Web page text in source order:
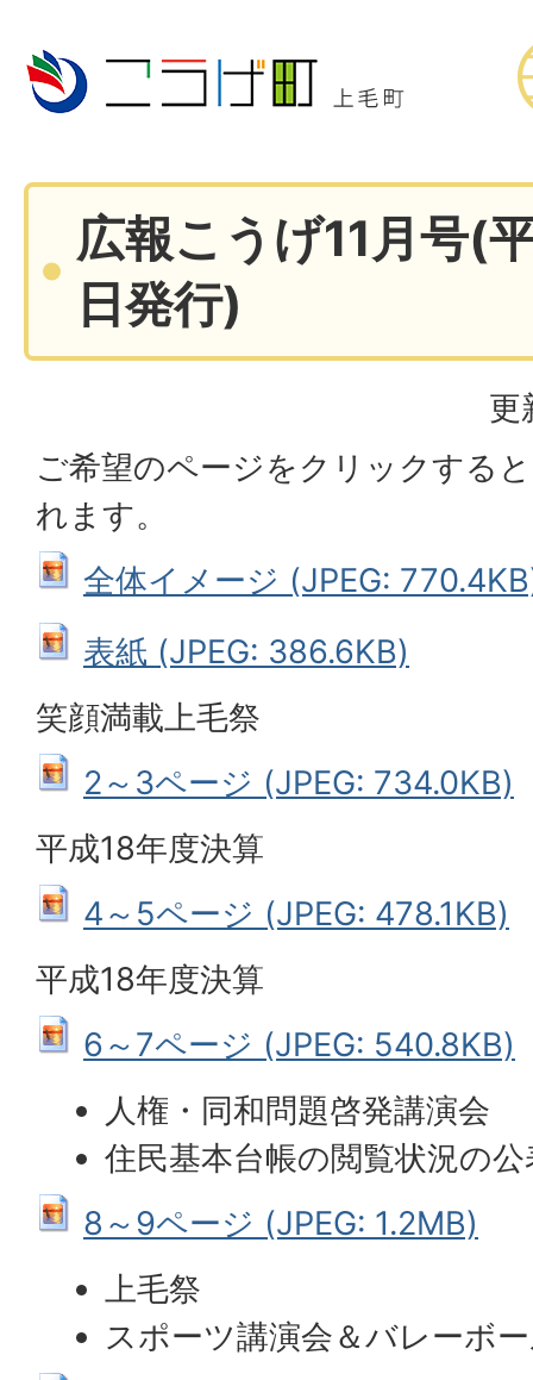
広報こうげ11月号(
日発行)
更
ご希望のページをクリックする
れます。
全体イメージ (JPEG:
表紙 (JPEG: 386.6KB)
笑顔満載上毛祭
2～3ページ (JPEG: 734.0KB)
平成18年度決算
4～5ページ (JPEG: 478.1KB)
平成18年度決算
6～7ページ (JPEG: 540.8KB)
人権・同和問題啓発講演会
住民基本台帳の閲覧状況の公
8～9ページ (JPEG: 1.2MB)
上毛祭
スポーツ講演会＆バレーボ